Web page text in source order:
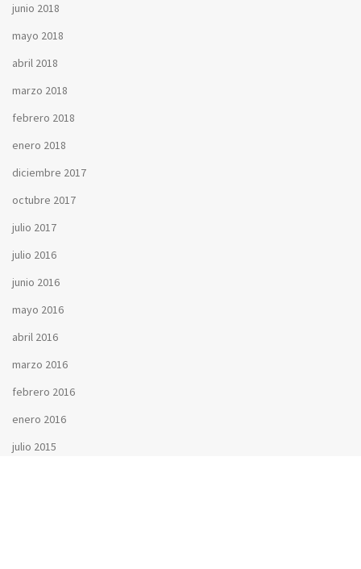
junio 2018
mayo 2018
abril 2018
marzo 2018
febrero 2018
enero 2018
diciembre 2017
octubre 2017
julio 2017
julio 2016
junio 2016
mayo 2016
abril 2016
marzo 2016
febrero 2016
enero 2016
julio 2015